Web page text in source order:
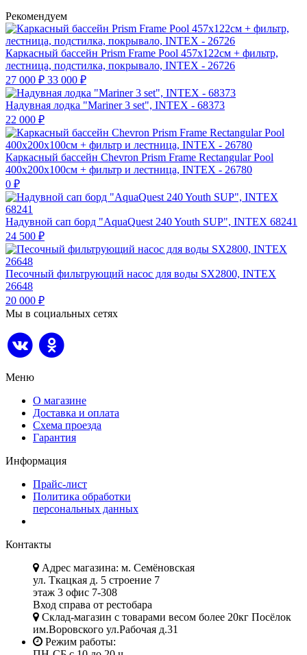
Рекомендуем
Каркасный бассейн Prism Frame Pool 457х122см + фильтр,
лестница, подстилка, покрывало, INTEX - 26726
27 000 ₽ 33 000 ₽
Надувная лодка "Mariner 3 set", INTEX - 68373
22 000 ₽
Каркасный бассейн Chevron Prism Frame Rectangular Pool
400х200х100см + фильтр и лестница, INTEX - 26780
0 ₽
Надувной сап борд "AquaQuest 240 Youth SUP", INTEX 68241
24 500 ₽
Песочный фильтрующий насос для воды SX2800, INTEX
26648
20 000 ₽
Мы в социальных сетях
Меню
О магазине
Доставка и оплата
Схема проезда
Гарантия
Информация
Прайс-лист
Политика обработки
персональных данных
Контакты
Адрес магазина: м. Семёновская
ул. Ткацкая д. 5 строение 7
этаж 3 офис 7-308
Вход справа от рестобара
Склад-магазин с товарами весом более 20кг Посёлок
им.Воровского ул.Рабочая д.31
Режим работы: